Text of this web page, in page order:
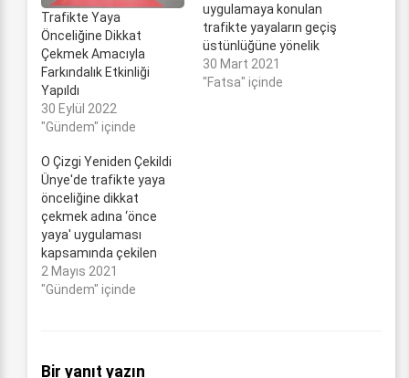
Trafikte Yaya
Önceliğine Dikkat
Çekmek Amacıyla
Farkındalık Etkinliği
Yapıldı
30 Eylül 2022
"Gündem" içinde
uygulamaya konulan
trafikte yayaların geçiş
üstünlüğüne yönelik
farkındalık etkinliği
düzenlendi. "Yaya
30 Mart 2021
"Fatsa" içinde
O Çizgi Yeniden Çekildi
Ünye'de trafikte yaya
önceliğine dikkat
çekmek adına ‘önce
yaya' uygulaması
kapsamında çekilen
kırmızı çizgiler yeniden
boyandı. İçişleri
kavşak giriş ve çıkışları
2 Mayıs 2021
"Gündem" içinde
Bir yanıt yazın